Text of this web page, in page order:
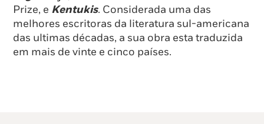
Prize, e Kentukis. Considerada uma das
melhores escritoras da literatura sul-americana
das ultimas décadas, a sua obra esta traduzida
em mais de vinte e cinco países.